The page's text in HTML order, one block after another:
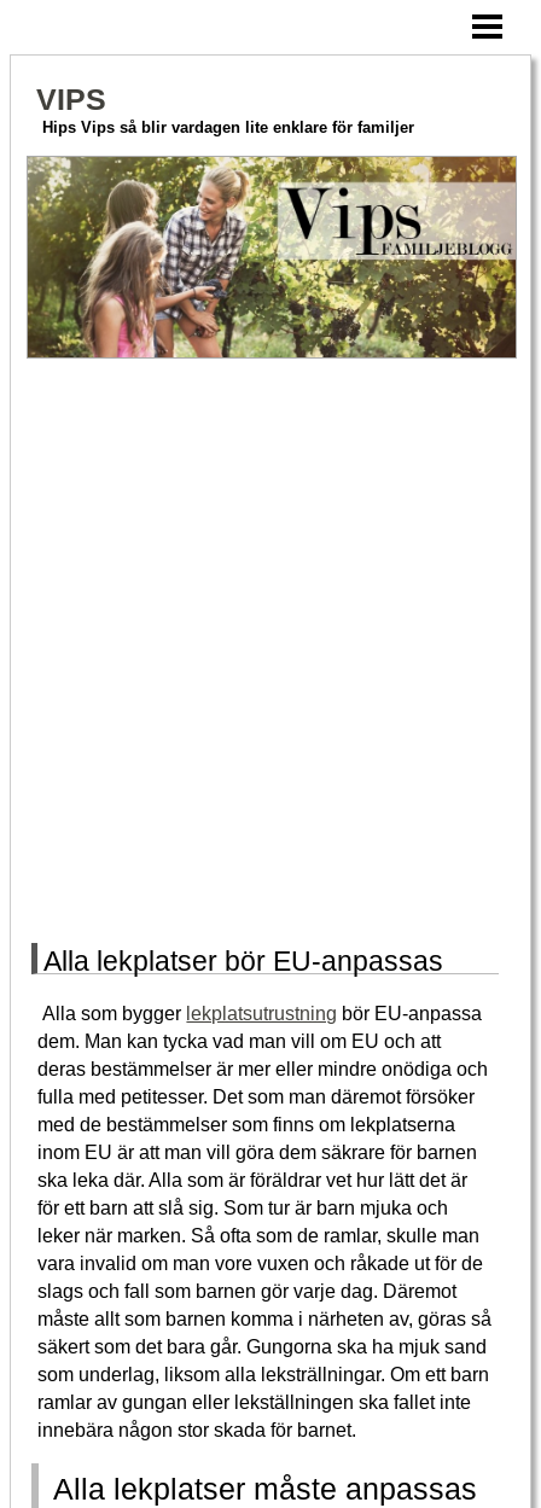
HITTA PÅ TILLSAMMANS
OM VIPS
BLOGG
VIPS
Hips Vips så blir vardagen lite enklare för familjer
Alla lekplatser bör EU-anpassas
Alla som bygger lekplatsutrustning bör EU-anpassa
dem. Man kan tycka vad man vill om EU och att
deras bestämmelser är mer eller mindre onödiga och
fulla med petitesser. Det som man däremot försöker
med de bestämmelser som finns om lekplatserna
inom EU är att man vill göra dem säkrare för barnen
ska leka där. Alla som är föräldrar vet hur lätt det är
för ett barn att slå sig. Som tur är barn mjuka och
leker när marken. Så ofta som de ramlar, skulle man
vara invalid om man vore vuxen och råkade ut för de
slags och fall som barnen gör varje dag. Däremot
måste allt som barnen komma i närheten av, göras så
säkert som det bara går. Gungorna ska ha mjuk sand
som underlag, liksom alla leksträllningar. Om ett barn
ramlar av gungan eller lekställningen ska fallet inte
innebära någon stor skada för barnet.
Alla lekplatser måste anpassas